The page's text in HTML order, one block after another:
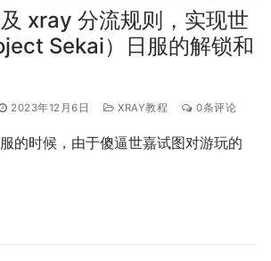
xray 分流规则，实现世
Sekai）日服的解锁和
2023年12月6日 XRAY教程 0条评论
的时候，由于傻逼世嘉试图对游玩的